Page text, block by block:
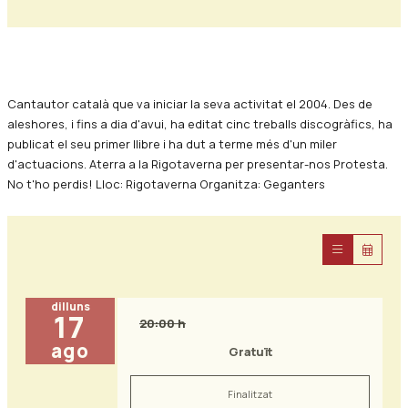
Cantautor català que va iniciar la seva activitat el 2004. Des de
aleshores, i fins a dia d'avui, ha editat cinc treballs discogràfics, ha
publicat el seu primer llibre i ha dut a terme més d'un miler
d'actuacions. Aterra a la Rigotaverna per presentar-nos Protesta.
No t'ho perdis! Lloc: Rigotaverna Organitza: Geganters
dilluns
17
ago
20:00 h
Gratuït
Finalitzat